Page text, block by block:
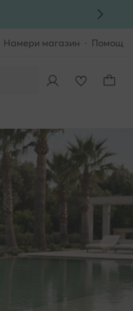
Намери магазин Помощ